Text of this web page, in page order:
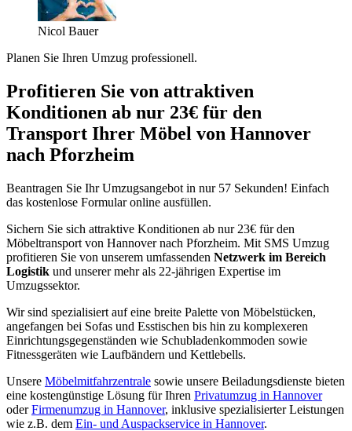
Nicol Bauer
Planen Sie Ihren Umzug professionell.
Profitieren Sie von attraktiven
Konditionen ab nur 23€ für den
Transport Ihrer Möbel von Hannover
nach Pforzheim
Beantragen Sie Ihr Umzugsangebot in nur 57 Sekunden! Einfach
das kostenlose Formular online ausfüllen.
Sichern Sie sich attraktive Konditionen ab nur 23€ für den
Möbeltransport von Hannover nach Pforzheim. Mit SMS Umzug
profitieren Sie von unserem umfassenden Netzwerk im Bereich
Logistik und unserer mehr als 22-jährigen Expertise im
Umzugssektor.
Wir sind spezialisiert auf eine breite Palette von Möbelstücken,
angefangen bei Sofas und Esstischen bis hin zu komplexeren
Einrichtungsgegenständen wie Schubladenkommoden sowie
Fitnessgeräten wie Laufbändern und Kettlebells.
Unsere Möbelmitfahrzentrale sowie unsere Beiladungsdienste bieten
eine kostengünstige Lösung für Ihren Privatumzug in Hannover
oderFirmenumzug in Hannover, inklusive spezialisierter Leistungen
wie z.B. dem Ein- und Auspackservice in Hannover.